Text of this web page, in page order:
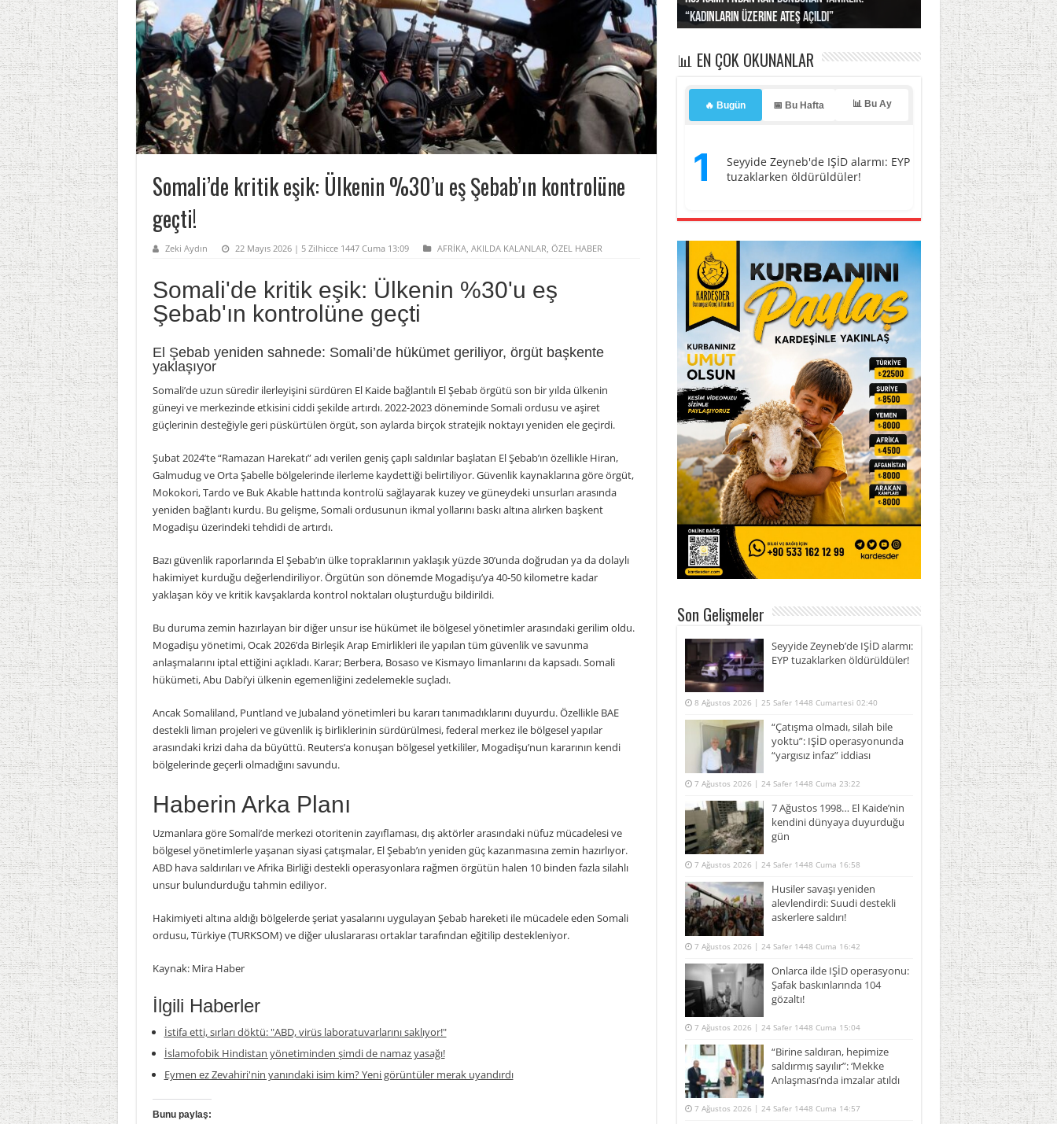
Somali’de kritik eşik: Ülkenin %30’u eş Şebab’ın kontrolüne
geçti!
Zeki Aydın 22 Mayıs 2026 | 5 Zilhicce 1447 Cuma 13:09 AFRİKA, AKILDA KALANLAR, ÖZEL HABER
Somali'de kritik eşik: Ülkenin %30'u eş
Şebab'ın kontrolüne geçti
El Şebab yeniden sahnede: Somali’de hükümet geriliyor, örgüt başkente
yaklaşıyor
Somali’de uzun süredir ilerleyişini sürdüren El Kaide bağlantılı El Şebab örgütü son bir yılda ülkenin
güneyi ve merkezinde etkisini ciddi şekilde artırdı. 2022-2023 döneminde Somali ordusu ve aşiret
güçlerinin desteğiyle geri püskürtülen örgüt, son aylarda birçok stratejik noktayı yeniden ele geçirdi.
Şubat 2024’te “Ramazan Harekatı” adı verilen geniş çaplı saldırılar başlatan El Şebab’ın özellikle Hiran,
Galmudug ve Orta Şabelle bölgelerinde ilerleme kaydettiği belirtiliyor. Güvenlik kaynaklarına göre örgüt,
Mokokori, Tardo ve Buk Akable hattında kontrolü sağlayarak kuzey ve güneydeki unsurları arasında
yeniden bağlantı kurdu. Bu gelişme, Somali ordusunun ikmal yollarını baskı altına alırken başkent
Mogadişu üzerindeki tehdidi de artırdı.
Bazı güvenlik raporlarında El Şebab’ın ülke topraklarının yaklaşık yüzde 30’unda doğrudan ya da dolaylı
hakimiyet kurduğu değerlendiriliyor. Örgütün son dönemde Mogadişu’ya 40-50 kilometre kadar
yaklaşan köy ve kritik kavşaklarda kontrol noktaları oluşturduğu bildirildi.
Bu duruma zemin hazırlayan bir diğer unsur ise hükümet ile bölgesel yönetimler arasındaki gerilim oldu.
Mogadişu yönetimi, Ocak 2026’da Birleşik Arap Emirlikleri ile yapılan tüm güvenlik ve savunma
anlaşmalarını iptal ettiğini açıkladı. Karar; Berbera, Bosaso ve Kismayo limanlarını da kapsadı. Somali
hükümeti, Abu Dabi’yi ülkenin egemenliğini zedelemekle suçladı.
Ancak Somaliland, Puntland ve Jubaland yönetimleri bu kararı tanımadıklarını duyurdu. Özellikle BAE
destekli liman projeleri ve güvenlik iş birliklerinin sürdürülmesi, federal merkez ile bölgesel yapılar
arasındaki krizi daha da büyüttü. Reuters’a konuşan bölgesel yetkililer, Mogadişu’nun kararının kendi
bölgelerinde geçerli olmadığını savundu.
Haberin Arka Planı
Uzmanlara göre Somali’de merkezi otoritenin zayıflaması, dış aktörler arasındaki nüfuz mücadelesi ve
bölgesel yönetimlerle yaşanan siyasi çatışmalar, El Şebab’ın yeniden güç kazanmasına zemin hazırlıyor.
ABD hava saldırıları ve Afrika Birliği destekli operasyonlara rağmen örgütün halen 10 binden fazla silahlı
unsur bulundurduğu tahmin ediliyor.
Hakimiyeti altına aldığı bölgelerde şeriat yasalarını uygulayan Şebab hareketi ile mücadele eden Somali
ordusu, Türkiye (TURKSOM) ve diğer uluslararası ortaklar tarafından eğitilip destekleniyor.
Kaynak: Mira Haber
İlgili Haberler
İstifa etti, sırları döktü: "ABD, virüs laboratuvarlarını saklıyor!"
İslamofobik Hindistan yönetiminden şimdi de namaz yasağı!
Eymen ez Zevahiri'nin yanındaki isim kim? Yeni görüntüler merak uyandırdı
Bunu paylaş:
“Kadınların üzerine ateş açıldı”
Irak’a misilleme tehdidi!
yaptı… İsrail’in “timsah” planına fren!
kayıtlar başladı
basıldı, kabus yaşatıldı!
📊 EN ÇOK OKUNANLAR
🔥 Bugün 📅 Bu Hafta 📊 Bu Ay
1
Seyyide Zeyneb'de IŞİD alarmı: EYP
tuzaklarken öldürüldüler!
Son Gelişmeler
Seyyide Zeyneb’de IŞİD alarmı:
EYP tuzaklarken öldürüldüler!
8 Ağustos 2026 | 25 Safer 1448 Cumartesi 02:40
“Çatışma olmadı, silah bile
yoktu”: IŞİD operasyonunda
“yargısız infaz” iddiası
7 Ağustos 2026 | 24 Safer 1448 Cuma 23:22
7 Ağustos 1998… El Kaide’nin
kendini dünyaya duyurduğu
gün
7 Ağustos 2026 | 24 Safer 1448 Cuma 16:58
Husiler savaşı yeniden
alevlendirdi: Suudi destekli
askerlere saldırı!
7 Ağustos 2026 | 24 Safer 1448 Cuma 16:42
Onlarca ilde IŞİD operasyonu:
Şafak baskınlarında 104
gözaltı!
7 Ağustos 2026 | 24 Safer 1448 Cuma 15:04
“Birine saldıran, hepimize
saldırmış sayılır”: ‘Mekke
Anlaşması’nda imzalar atıldı
7 Ağustos 2026 | 24 Safer 1448 Cuma 14:57